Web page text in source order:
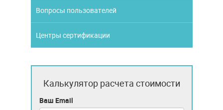
Вопросы пользователей
Центры сертификации
Калькулятор расчета стоимости
Ваш Email